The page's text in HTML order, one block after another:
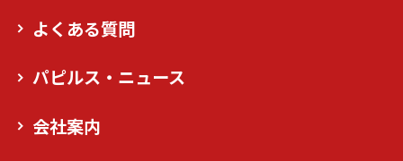
よくある質問
パピルス・ニュース
会社案内